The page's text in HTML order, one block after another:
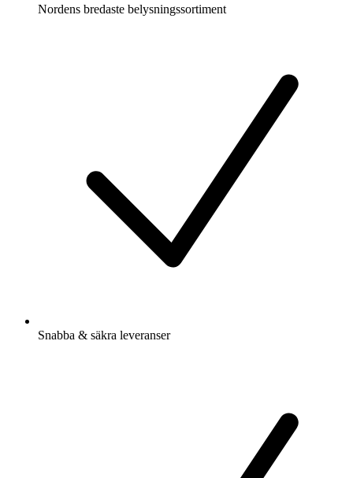
Nordens bredaste belysningssortiment
Snabba & säkra leveranser